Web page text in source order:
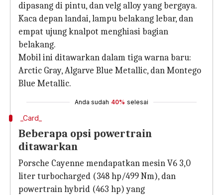
dipasang di pintu, dan velg alloy yang bergaya.
Kaca depan landai, lampu belakang lebar, dan
empat ujung knalpot menghiasi bagian
belakang.
Mobil ini ditawarkan dalam tiga warna baru:
Arctic Gray, Algarve Blue Metallic, dan Montego
Blue Metallic.
Anda sudah 40% selesai
_Card_
Beberapa opsi powertrain
ditawarkan
Porsche Cayenne mendapatkan mesin V6 3,0
liter turbocharged (348 hp/499 Nm), dan
powertrain hybrid (463 hp) yang